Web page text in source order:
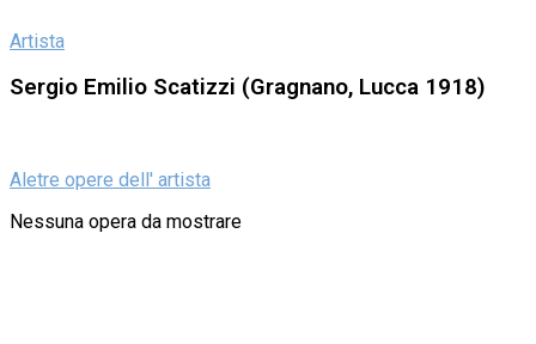
Artista
Sergio Emilio Scatizzi (Gragnano, Lucca 1918)
Aletre opere dell' artista
Nessuna opera da mostrare